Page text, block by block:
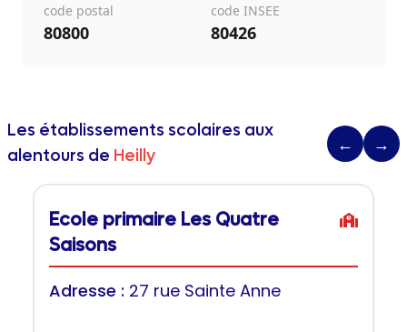
code postal
80800
code INSEE
80426
Les établissements scolaires aux
alentours de Heilly
← →
Ecole primaire Les Quatre
Saisons
Adresse : 27 rue Sainte Anne